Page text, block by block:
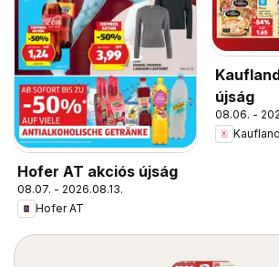
Hofer AT akciós újság
08.07. - 2026.08.13.
Hofer AT
újság
08.06. -